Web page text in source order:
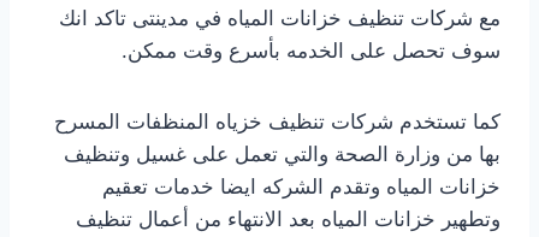
مع شركات تنظيف خزانات المياه في مدينتى تاكد انك
سوف تحصل على الخدمه بأسرع وقت ممكن.
كما تستخدم شركات تنظيف خزياه المنظفات المسرح
بها من وزارة الصحة والتي تعمل على غسيل وتنظيف
خزانات المياه وتقدم الشركه ايضا خدمات تعقيم
وتطهير خزانات المياه بعد الانتهاء من أعمال تنظيف